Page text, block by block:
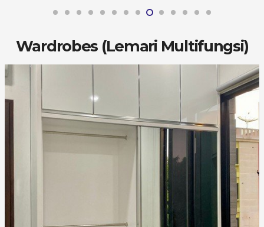
Wardrobes (Lemari Multifungsi)